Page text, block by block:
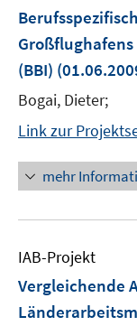
(BBI)
Bogai, Dieter;
Link zur
mehr
IAB-Projekt
Vergleichende